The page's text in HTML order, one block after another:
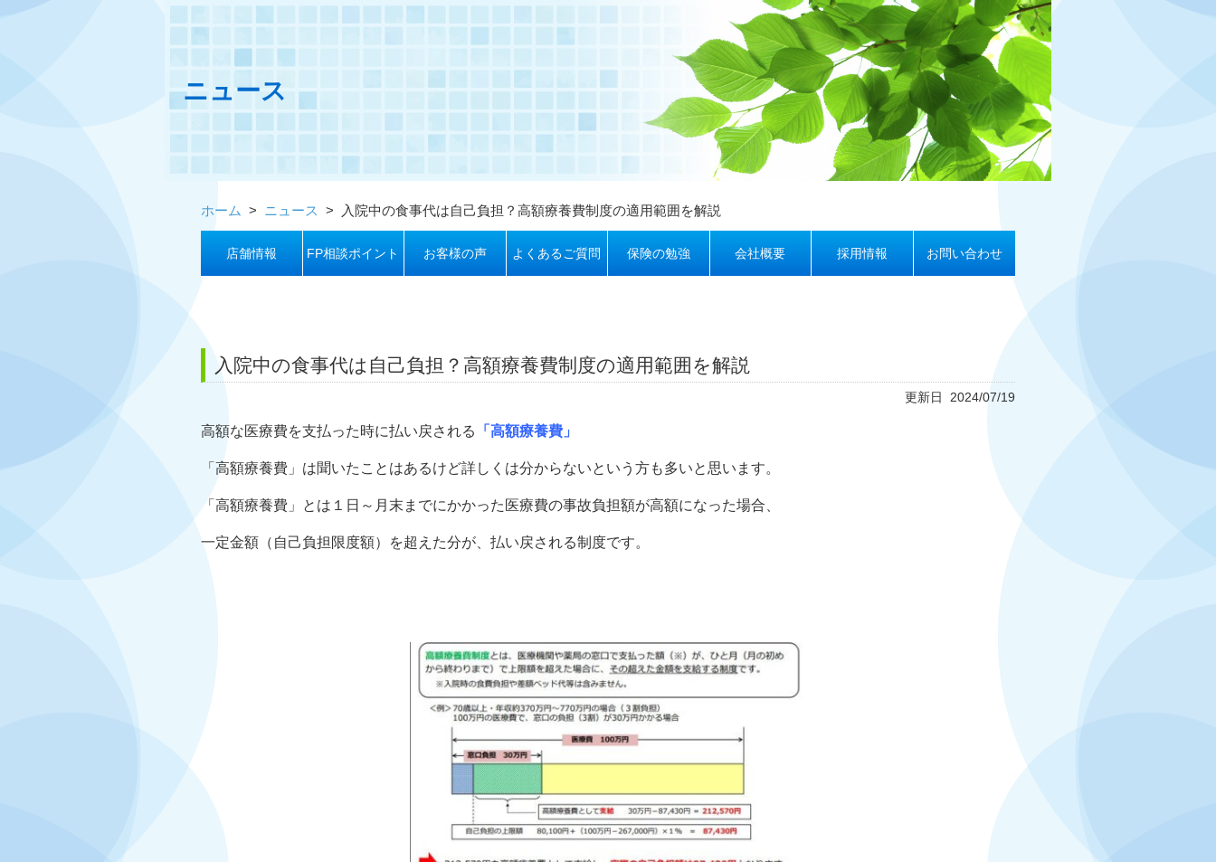
ニュース
ホーム > ニュース > 入院中の食事代は自己負担？高額療養費制度の適用範囲を解説
店舗情報 FP相談ポイント お客様の声 よくあるご質問 保険の勉強 会社概要 採用情報 お問い合わせ
入院中の食事代は自己負担？高額療養費制度の適用範囲を解説
更新日 2024/07/19
高額な医療費を支払った時に払い戻される 「高額療養費」
「高額療養費」は聞いたことはあるけど詳しくは分からないという方も多いと思います。
「高額療養費」とは１日～月末までにかかった医療費の事故負担額が高額になった場合、
一定金額（自己負担限度額）を超えた分が、払い戻される制度です。